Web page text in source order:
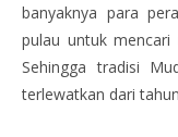
banyaknya para
pulau untuk
Sehingga tradisi
terlewatkan dari